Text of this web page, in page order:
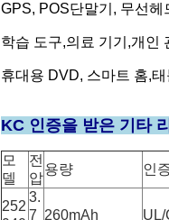
GPS, POS단말기, 무선
학습 도구,의료 기기,개인
휴대용 DVD, 스마트 홈,태
KC 인증을 받은 기타
모
델
전
압
용량 인
252
3.
7 260mAh